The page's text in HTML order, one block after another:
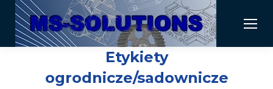
Etykiety
ogrodnicze/sadownicze